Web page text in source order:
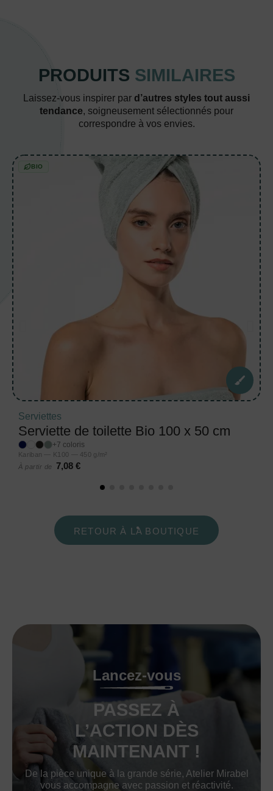
PRODUITS SIMILAIRES
Laissez-vous inspirer par d’autres styles tout aussi
tendance, soigneusement sélectionnés pour
correspondre à vos envies.
BIO
Serviettes
Serviette de toilette Bio 100 x 50 cm
+7 coloris
Kariban — K100 — 450 g/m²
À partir de
7,08 €
RETOUR À LA BOUTIQUE
Lancez-vous
PASSEZ À
L’ACTION DÈS
MAINTENANT !
De la pièce unique à la grande série, Atelier Mirabel
vous accompagne avec passion et réactivité.